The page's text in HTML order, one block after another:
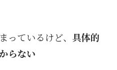
っているけど、 具体的
らない